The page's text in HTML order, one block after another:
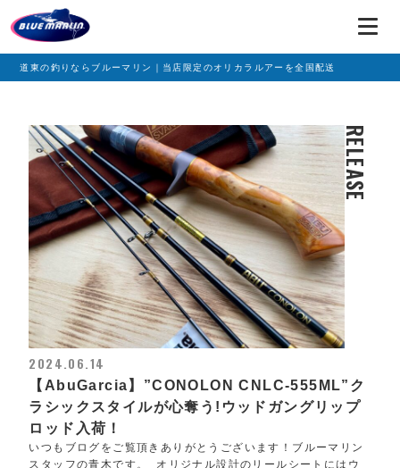
道東の釣りならブルーマリン｜当店限定のオリカラルアーを全国配送
RELEASE
2024.06.14
【AbuGarcia】”CONOLON CNLC-555ML”ク
ラシックスタイルが心奪う!ウッドガングリップ
ロッド入荷！
いつもブログをご覧頂きありがとうございます！ブルーマリン
スタッフの青木です。 オリジナル設計のリールシートにはウ